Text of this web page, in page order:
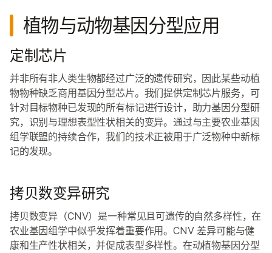
植物与动物基因分型应用
定制芯片
并非所有非人类生物都经过广泛的遗传研究，因此某些动植
物物种缺乏商用基因分型芯片。我们提供定制芯片服务，可
针对目标物种已发现的所有标记进行设计，助力基因分型研
究，识别与理想表型性状相关的变异。通过与主要农业基因
组学联盟的持续合作，我们的技术正被用于广泛物种中新标
记的发现。
拷贝数变异研究
拷贝数变异（CNV）是一种常见且可遗传的自然多样性，在
农业基因组学中似乎发挥着重要作用。CNV 差异可能与健
康和生产性状相关，并促成表型多样性。在动植物基因分型